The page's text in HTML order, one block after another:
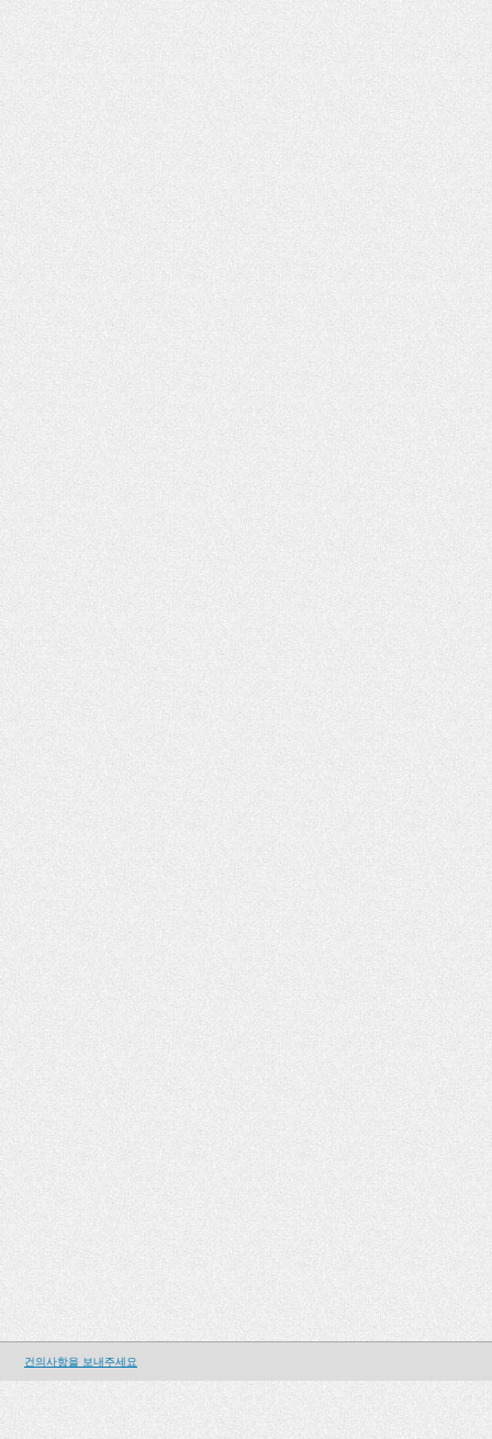
건의사항을 보내주세요